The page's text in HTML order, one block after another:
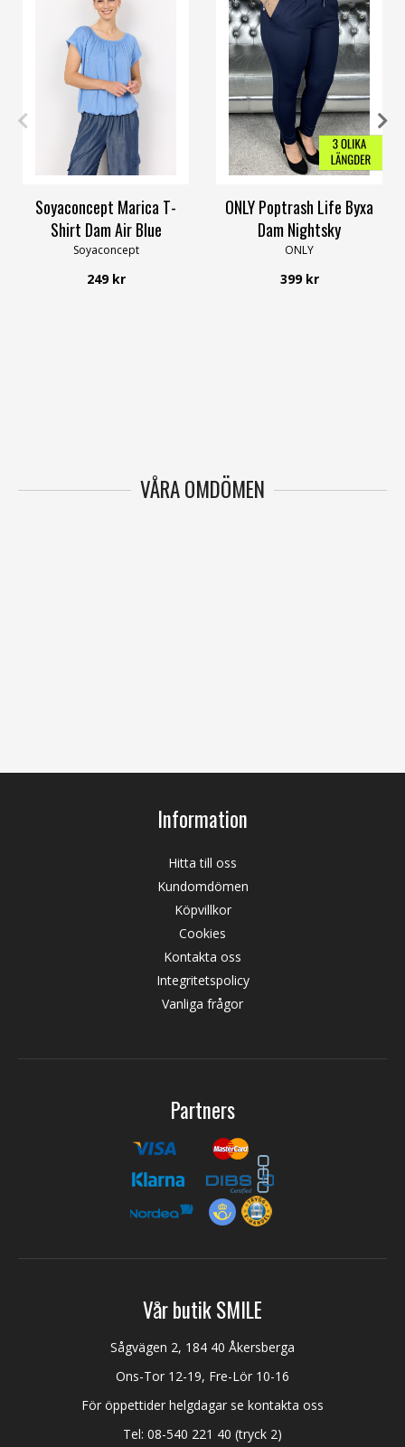
XL XXL
Soyaconcept Marica T-
Shirt Dam Air Blue
Soyaconcept
249 kr
XXS XS S M L XXL
ONLY Poptrash Life Byxa
Dam Nightsky
ONLY
399 kr
VÅRA OMDÖMEN
Information
Hitta till oss
Kundomdömen
Köpvillkor
Cookies
Kontakta oss
Integritetspolicy
Vanliga frågor
Partners
Vår butik SMILE
Sågvägen 2, 184 40 Åkersberga
Ons-Tor 12-19, Fre-Lör 10-16
För öppettider helgdagar se kontakta oss
Tel: 08-540 221 40 (tryck 2)